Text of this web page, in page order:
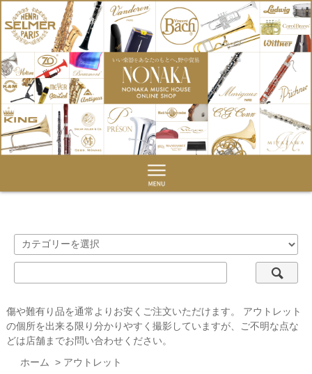
傷や難有り品を通常よりお安くご注文いただけます。 アウトレット
の個所を出来る限り分かりやすく撮影していますが、ご不明な点な
どは店舗までお問い合わせください。
ホーム
> アウトレット